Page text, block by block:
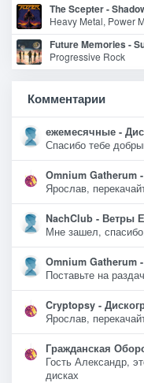
The Scepter -
Heavy Metal, Power
Future Memories -
Progressive Rock
Комментарии
ежемесячные -
Спасибо тебе
Omnium Gatherum
Ярослав,
NachClub - Ветры
Мне зашел,
Omnium Gatherum
Поставьте на
Cryptopsy -
Ярослав,
Гражданская
Гость Александр,
дисках